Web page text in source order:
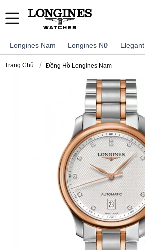
Longines Nam Longines Nữ Elegant
Trang Chủ Đồng Hồ Longines Nam